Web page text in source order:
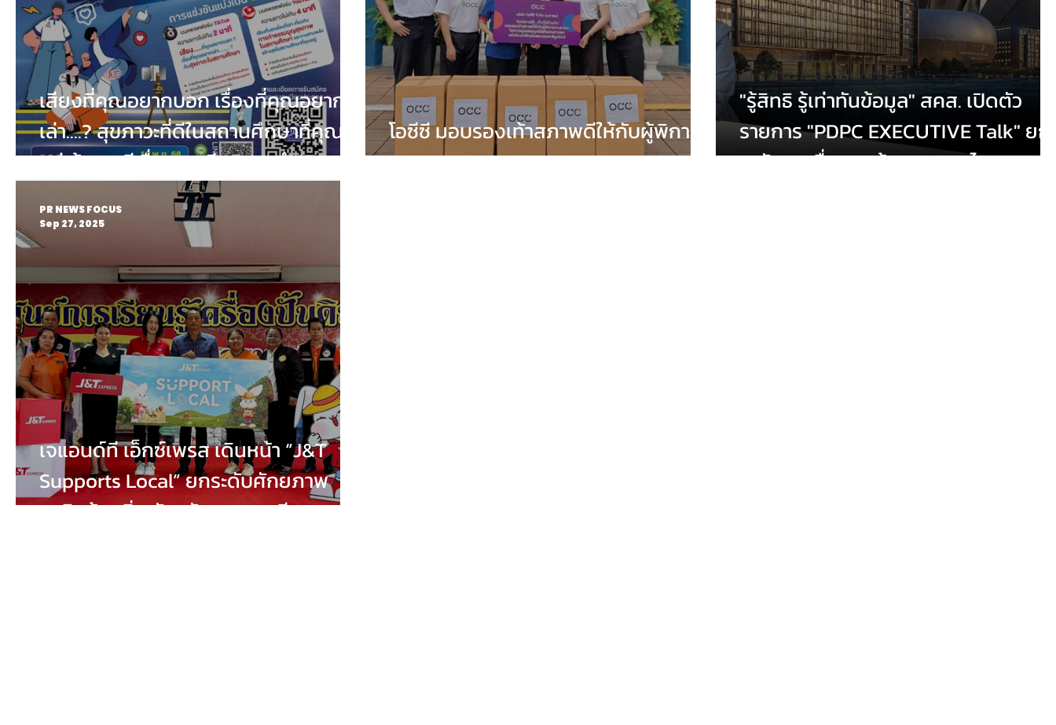
เสียงที่คุณอยากบอก เรื่องที่คุณอยาก
เล่า....? สุขภาวะที่ดีในสถานศึกษาที่คุณ
อยู่ ถ้าคุณมีเรื่องราวดีๆอยากนำ
เสนอ...เราขอเชิญชวนคุณมาระเบิดไอ
เดีย...!
โอซีซี มอบรองเท้าสภาพดีให้กับผู้พิการ
ทางสายตา
"รู้สิทธิ รู้เท่าทันข้อมูล" สคส. เปิดตัว
รายการ "PDPC EXECUTIVE Talk" ยก
ระดับการสื่อสาร คุ้มครองคนไทยจากภั
เจแอนด์ที เอ็กซ์เพรส เดินหน้า “J&T
Supports Local” ยกระดับศักยภาพ
ธุรกิจท้องถิ่น จังหวัดนครราชสีมา
PR NEWS FOCUS
Sep 27, 2025